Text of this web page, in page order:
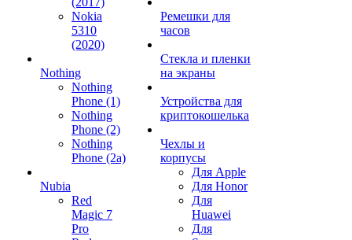
Nokia
5310
(2020)
Nothing
Nothing
Phone (1)
Nothing
Phone (2)
Nothing
Phone (2a)
Nubia
Red
Magic 7
Pro
Ремешки для
часов
Стекла и пленки
на экраны
Устройства для
криптокошелька
Чехлы и
корпусы
Для Apple
Для Honor
Для
Huawei
Для